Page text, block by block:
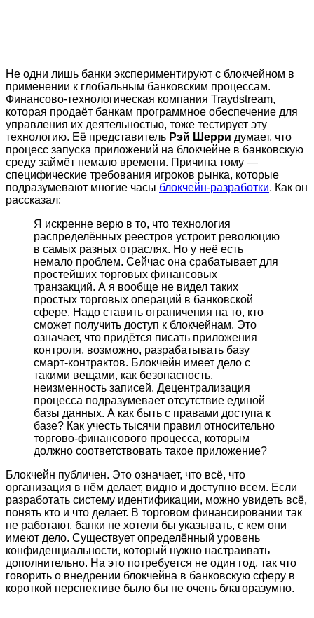
Не одни лишь банки экспериментируют с блокчейном в
применении к глобальным банковским процессам.
Финансово-технологическая компания Traydstream,
которая продаёт банкам программное обеспечение для
управления их деятельностью, тоже тестирует эту
технологию. Её представитель Рэй Шерри думает, что
процесс запуска приложений на блокчейне в банковскую
среду займёт немало времени. Причина тому —
специфические требования игроков рынка, которые
подразумевают многие часы блокчейн-разработки. Как он
рассказал:
Я искренне верю в то, что технология
распределённых реестров устроит революцию
в самых разных отраслях. Но у неё есть
немало проблем. Сейчас она срабатывает для
простейших торговых финансовых
транзакций. А я вообще не видел таких
простых торговых операций в банковской
сфере. Надо ставить ограничения на то, кто
сможет получить доступ к блокчейнам. Это
означает, что придётся писать приложения
контроля, возможно, разрабатывать базу
смарт-контрактов. Блокчейн имеет дело с
такими вещами, как безопасность,
неизменность записей. Децентрализация
процесса подразумевает отсутствие единой
базы данных. А как быть с правами доступа к
базе? Как учесть тысячи правил относительно
торгово-финансового процесса, которым
должно соответствовать такое приложение?
Блокчейн публичен. Это означает, что всё, что
организация в нём делает, видно и доступно всем. Если
разработать систему идентификации, можно увидеть всё,
понять кто и что делает. В торговом финансировании так
не работают, банки не хотели бы указывать, с кем они
имеют дело. Существует определённый уровень
конфиденциальности, который нужно настраивать
дополнительно. На это потребуется не один год, так что
говорить о внедрении блокчейна в банковскую сферу в
короткой перспективе было бы не очень благоразумно.